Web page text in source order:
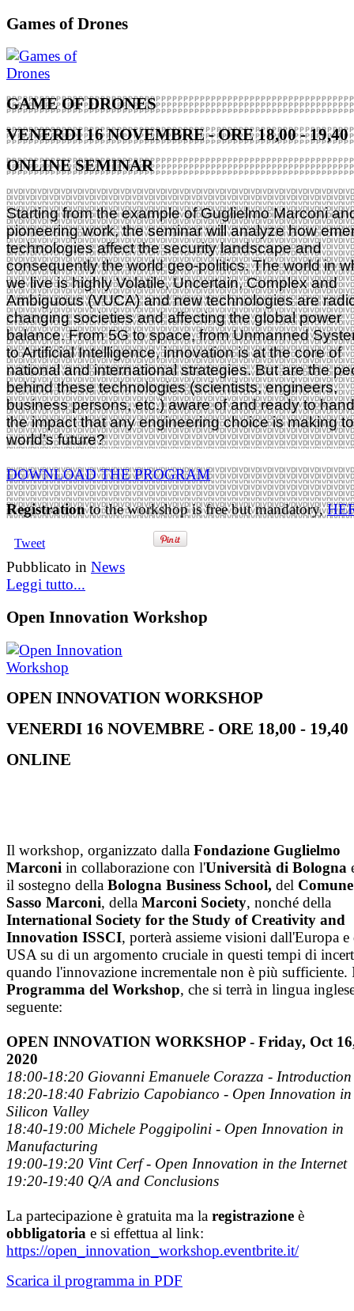
Games of Drones
GAME OF DRONES
VENERDI 16 NOVEMBRE - ORE 18,00 - 19,40
ONLINE SEMINAR
Starting from the example of Guglielmo Marconi
pioneering work, the seminar will analyze how
technologies affect the security landscape and
consequently the world geo-politics. The world in
we live is highly Volatile, Uncertain, Complex and
Ambiguous (VUCA) and new technologies are
changing societies and affecting the global power
balance. From 5G to space, from Unmanned
to Artificial Intelligence, innovation is at the core of
national and international strategies. But are the
behind these technologies (scientists, engineers,
business persons, etc.) aware of and ready to
the impact that any engineering choice is making
world’s future?
DOWNLOAD THE PROGRAM
Registrationto the workshop is free but mandatory,
Tweet
Pubblicato in News
Leggi tutto...
Open Innovation Workshop
OPEN INNOVATION WORKSHOP
VENERDI 16 NOVEMBRE - ORE 18,00 - 19,40
ONLINE
Il workshop, organizzato dalla Fondazione Guglielmo
Marconi in collaborazione con l'Università di Bologna
il sostegno della Bologna Business School, del
Sasso Marconi, della Marconi Society, nonché della
International Society for the Study of Creativity and
Innovation ISSCI, porterà assieme visioni dall'Europa
USA su di un argomento cruciale in questi tempi di
quando l'innovazione incrementale non è più sufficiente.
Programma del Workshop, che si terrà in lingua
seguente:
OPEN INNOVATION WORKSHOP - Friday, Oct
2020
18:00-18:20 Giovanni Emanuele Corazza - Introduction
18:20-18:40 Fabrizio Capobianco - Open Innovation in
Silicon Valley
18:40-19:00 Michele Poggipolini - Open Innovation in
Manufacturing
19:00-19:20 Vint Cerf - Open Innovation in the Internet
19:20-19:40 Q/A and Conclusions
La partecipazione è gratuita ma la registrazione è
obbligatoria e si effettua al link:
https://open_innovation_workshop.eventbrite.it/
Scarica il programma in PDF